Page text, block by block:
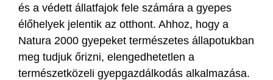
és a védett állatfajok fele számára a gyepes
élőhelyek jelentik az otthont. Ahhoz, hogy a
Natura 2000 gyepeket természetes állapotukban
meg tudjuk őrizni, elengedhetetlen a
természetközeli gyepgazdálkodás alkalmazása.